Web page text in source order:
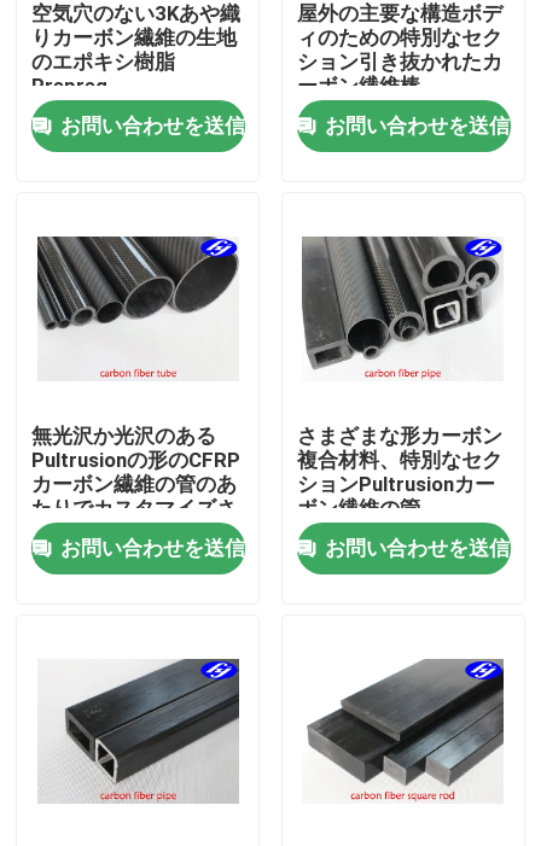
ホーム
ビデオ
企業情報
会社案内
品質管理
ニュース
見積依頼
空気穴のない3Kあや織
りカーボン繊維の生地
のエポキシ樹脂
Prepreg
お問い合わせを送信
屋外の主要な構造ボデ
ィのための特別なセク
ション引き抜かれたカ
ーボン繊維棒
お問い合わせを送信
無光沢か光沢のある
Pultrusionの形のCFRP
カーボン繊維の管のあ
たりでカスタマイズさ
れる
お問い合わせを送信
さまざまな形カーボン
複合材料、特別なセク
ションPultrusionカー
ボン繊維の管
お問い合わせを送信